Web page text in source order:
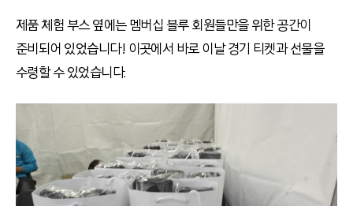
제품 체험 부스 옆에는 멤버십 블루 회원들만을 위한 공간이
준비되어 있었습니다! 이곳에서 바로 이날 경기 티켓과 선물을
수령할 수 있었습니다.